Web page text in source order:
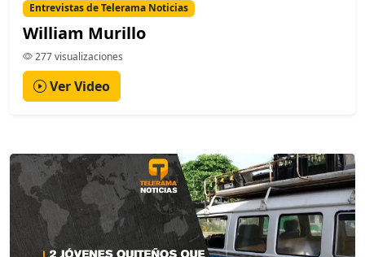
Entrevistas de Telerama Noticias
William Murillo
277 visualizaciones
Ver Video